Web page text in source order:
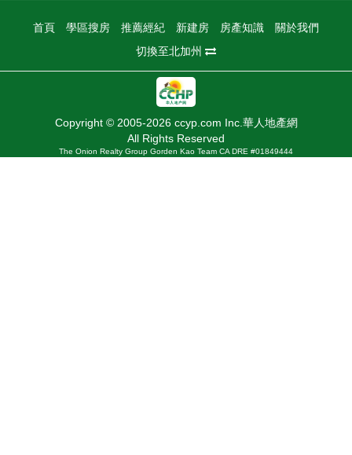
首頁 學區搜房 推薦經紀 新建房 房產知識
關於我們
切換至北加州
Copyright © 2005-2026 ccyp.com Inc.華人地產網
All Rights Reserved
The Onion Realty Group Gorden Kao Team CA DRE #01849444